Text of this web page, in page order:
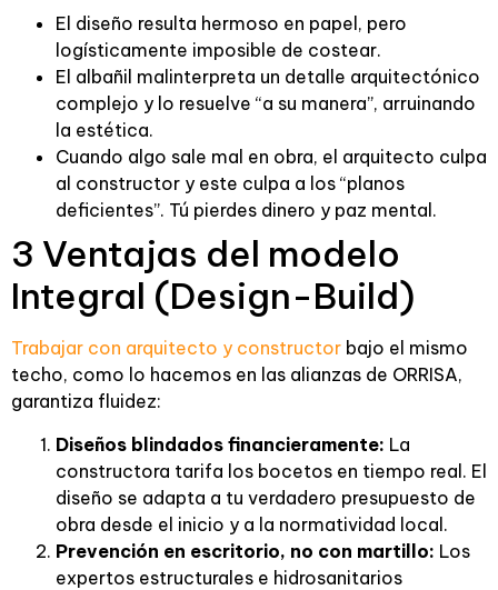
El diseño resulta hermoso en papel, pero
logísticamente imposible de costear.
El albañil malinterpreta un detalle arquitectónico
complejo y lo resuelve “a su manera”, arruinando
la estética.
Cuando algo sale mal en obra, el arquitecto culpa
al constructor y este culpa a los “planos
deficientes”. Tú pierdes dinero y paz mental.
3 Ventajas del modelo
Integral (Design-Build)
Trabajar con arquitecto y constructor bajo el mismo
techo, como lo hacemos en las alianzas de ORRISA,
garantiza fluidez:
Diseños blindados financieramente: La
constructora tarifa los bocetos en tiempo real. El
diseño se adapta a tu verdadero presupuesto de
obra desde el inicio y a la normatividad local.
Prevención en escritorio, no con martillo: Los
expertos estructurales e hidrosanitarios